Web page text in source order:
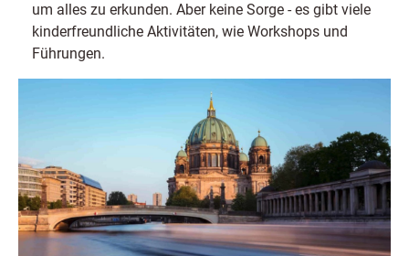
um alles zu erkunden. Aber keine Sorge - es gibt viele
kinderfreundliche Aktivitäten, wie Workshops und
Führungen.